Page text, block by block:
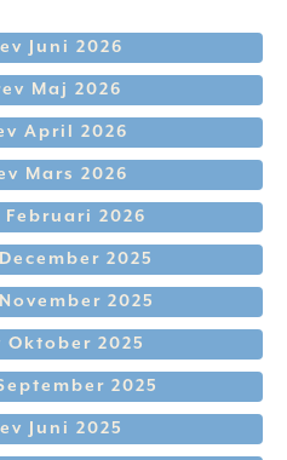
Juni 2026
Maj 2026
April 2026
Mars 2026
Februari 2026
2025
2025
Oktober 2025
2025
Juni 2025